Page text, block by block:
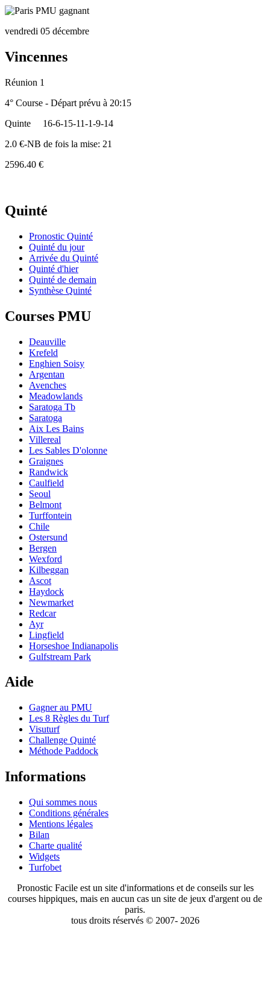
vendredi 05 décembre
Vincennes
Réunion 1
4° Course - Départ prévu à 20:15
Quinte
16-6-15-11-1-9-14
2.0 €-NB de fois la mise: 21
2596.40 €
Quinté
Pronostic Quinté
Quinté du jour
Arrivée du Quinté
Quinté d'hier
Quinté de demain
Synthèse Quinté
Courses PMU
Deauville
Krefeld
Enghien Soisy
Argentan
Avenches
Meadowlands
Saratoga Tb
Saratoga
Aix Les Bains
Villereal
Les Sables D'olonne
Graignes
Randwick
Caulfield
Seoul
Belmont
Turffontein
Chile
Ostersund
Bergen
Wexford
Kilbeggan
Ascot
Haydock
Newmarket
Redcar
Ayr
Lingfield
Horseshoe Indianapolis
Gulfstream Park
Aide
Gagner au PMU
Les 8 Règles du Turf
Visuturf
Challenge Quinté
Méthode Paddock
Informations
Qui sommes nous
Conditions générales
Mentions légales
Bilan
Charte qualité
Widgets
Turfobet
Pronostic Facile est un site d'informations et de conseils sur les
courses hippiques, mais en aucun cas un site de jeux d'argent ou de
paris.
tous droits réservés © 2007- 2026